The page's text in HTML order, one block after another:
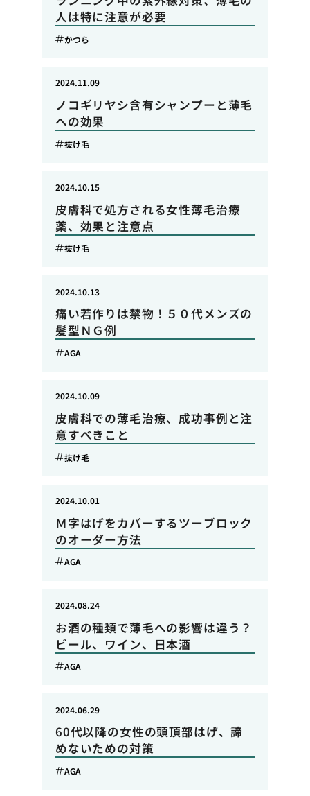
人は特に注意が必要
かつら
ノコギリヤシ含有シャンプーと薄毛
への効果
2024.11.09
抜け毛
皮膚科で処方される女性薄毛治療
薬、効果と注意点
2024.10.15
抜け毛
痛い若作りは禁物！５０代メンズの
髪型ＮＧ例
2024.10.13
AGA
皮膚科での薄毛治療、成功事例と注
意すべきこと
2024.10.09
抜け毛
Ｍ字はげをカバーするツーブロック
のオーダー方法
2024.10.01
AGA
お酒の種類で薄毛への影響は違う？
ビール、ワイン、日本酒
2024.08.24
AGA
60代以降の女性の頭頂部はげ、諦
めないための対策
2024.06.29
AGA